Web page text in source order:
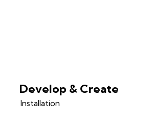
Develop & Create
Installation